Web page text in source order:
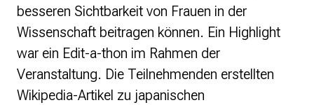
besseren Sichtbarkeit von Frauen in der
Wissenschaft beitragen können. Ein Highlight
war ein Edit-a-thon im Rahmen der
Veranstaltung. Die Teilnehmenden erstellten
Wikipedia-Artikel zu japanischen